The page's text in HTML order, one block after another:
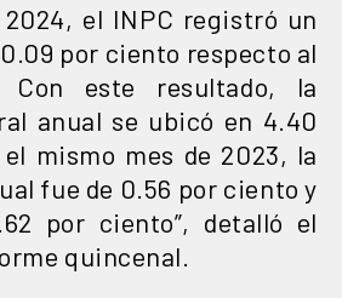
2024, el INPC registró un
por ciento respecto al
Con este resultado, la
anual se ubicó en 4.40
mismo mes de 2023, la
fue de 0.56 por ciento y
por ciento”, detalló el
quincenal.